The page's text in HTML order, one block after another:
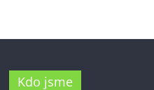
Kdo jsme